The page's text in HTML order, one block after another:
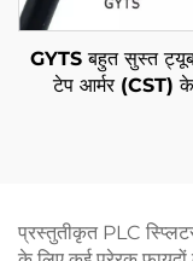
GYTS बहुत सुस्त
टेप आर्मर (CST)
प्रस्तुतीकृत PLC